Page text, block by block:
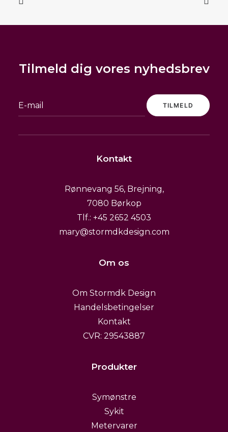
Stonewashed heavy vævet hør sort
READ MORE
Tilmeld dig vores nyhedsbrev
Kontakt
Rønnevang 56, Brejning,
7080 Børkop
Tlf.: +45 2652 4503
mary@stormdkdesign.com
Om os
Om Stormdk Design
Handelsbetingelser
Kontakt
CVR: 29543887
Produkter
Symønstre
Sykit
Metervarer